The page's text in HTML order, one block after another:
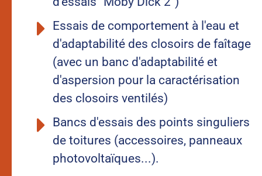
Essais de comportement à l'eau et
d'adaptabilité des closoirs de faîtage
(avec un banc d'adaptabilité et
d'aspersion pour la caractérisation
des closoirs ventilés)
Bancs d'essais des points singuliers
de toitures (accessoires, panneaux
photovoltaïques...).